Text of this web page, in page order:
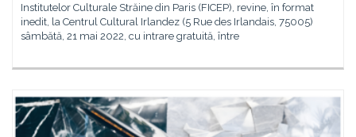
Institutelor Culturale Străine din Paris (FICEP), revine, în format
inedit, la Centrul Cultural Irlandez (5 Rue des Irlandais, 75005)
sâmbătă, 21 mai 2022, cu intrare gratuită, între